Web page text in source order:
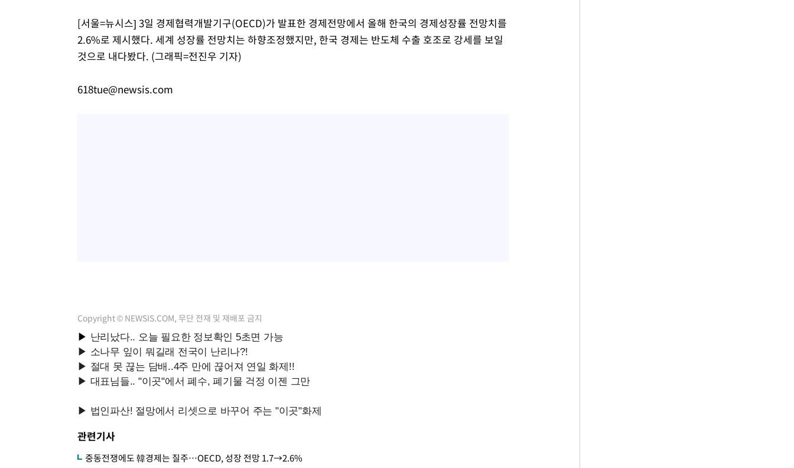
[서울=뉴시스] 3일 경제협력개발기구(OECD)가 발표한 경제전망에서 올해 한국의 경제성장률 전망치를
2.6%로 제시했다. 세계 성장률 전망치는 하향조정했지만, 한국 경제는 반도체 수출 호조로 강세를 보일
것으로 내다봤다. (그래픽=전진우 기자)
618tue@newsis.com
Copyright © NEWSIS.COM, 무단 전재 및 재배포 금지
관련기사
중동전쟁에도 韓경제는 질주…OECD, 성장 전망 1.7→2.6%